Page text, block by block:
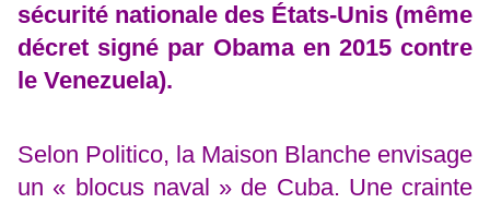
sécurité nationale des États-Unis (même
décret signé par Obama en 2015 contre
le Venezuela).
Selon Politico, la Maison Blanche envisage
un « blocus naval » de Cuba. Une crainte